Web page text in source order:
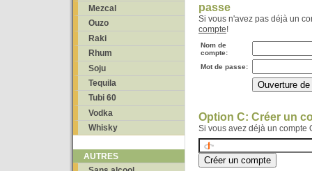
Mezcal
Ouzo
Raki
Rhum
Soju
Tequila
Tubi 60
Vodka
Whisky
AUTRES
passe
Si vous n'avez pas déjà un
compte!
Nom de
compte:
Mot de passe:
Option C: Créer un
Si vous avez déjà un compte